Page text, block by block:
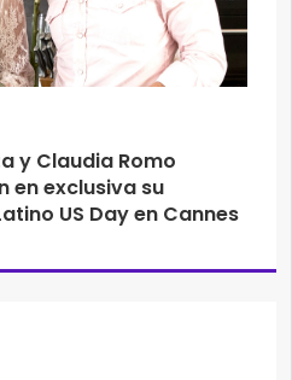
y Claudia Romo
en exclusiva su
US Day en Cannes